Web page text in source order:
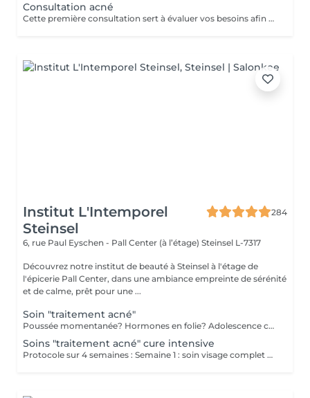
Consultation acné
Cette première consultation sert à évaluer vos besoins afin de vous guider vers les soins sur mesure qui répondront au mieux. À cette occasion, toutes les informations nécessaires, telles que les contre-indications, les résultats attendus et autres détails importants, vous seront fournies pour assurer une prise en charge optimale et vous garantir un suivi personnalisé.
Institut L'Intemporel
Steinsel
284
6, rue Paul Eyschen - Pall Center (à l’étage) Steinsel L-7317
Découvrez notre institut de beauté à Steinsel à l'étage de
l'épicerie Pall Center, dans une ambiance empreinte de sérénité
et de calme, prêt pour une ...
Soin "traitement acné"
Poussée momentanée? Hormones en folie? Adolescence compliquée? Ce soin est pour vous. Le soin visage complet comprend un nettoyage en profondeur de la peau avec vapeur et extraction des comédons, un léger massage suivi de 20' de traitement. LED et un masque apaisant ou purifiant. Le soin flash est conseillé en entretien suite à un soin complet, entre 2 soins par exemple ou si acné plus tenace. Il comprend un nettoyage du visage, un léger massage et le traitement LED 20'. Pourquoi la LED? La puissance de la lumière LED bleue agit rapidement et efficacement pour éliminer l'acné, les imperfections et l'inflammation existantes, sans dessécher la peau. Elle régule également la production de sébum pour prévenir de futures éruptions cutanées, laissant votre peau claire, saine et lisse.
Soins "traitement acné" cure intensive
Protocole sur 4 semaines : Semaine 1 : soin visage complet + un soin flash (espacé de 2 jours minimum) Semaine 2 / 3 et 4 : 2 soins flash (espacé de 2 jours minimum) Descriptif complet : voir "Soin traitement acné"